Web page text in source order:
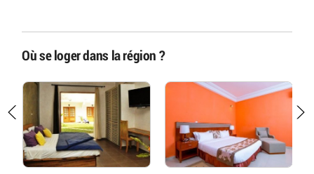
Où se loger dans la région ?